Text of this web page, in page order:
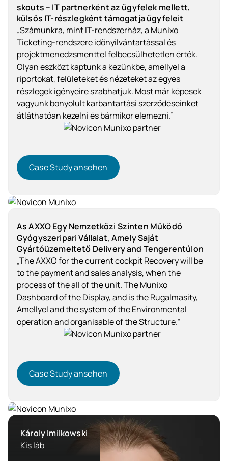
skouts – IT partnerként az ügyfelek mellett,
külsős IT-részlegként támogatja ügyfeleit
„Számunkra, mint IT-rendszerház, a Munixo
Ticketing-rendszere időnyilvántartással és
projektmenedzsmenttel felbecsülhetetlen érték.
Olyan eszközt kaptunk a kezünkbe, amellyel a
riportokat, felületeket és nézeteket az egyes
részlegek igényeire szabhatjuk. Most már képesek
vagyunk bonyolult karbantartási szerződéseinket
átláthatóan kezelni és bármikor elemezni.”
Case Study ansehen
Szolgáltatóipar
As AXXO Egy Nemzetközi Szinten Működő
Gyógyszeripari Vállalat, Amely Saját
Gyártóüzemeltető Delivery and Tengerentúlon
„The AXXO for the current cockpit Recovery will be
to the payment and sales analysis, when the
process of the all of the unit. The Munixo
Dashboard of the Display, and is the Rugalmasity,
Amellyel and the system of the Environmental
operation and organisable of the Structure.”
Case Study ansehen
Gyógyszeripar
Károly Imilkowski
Kis láb